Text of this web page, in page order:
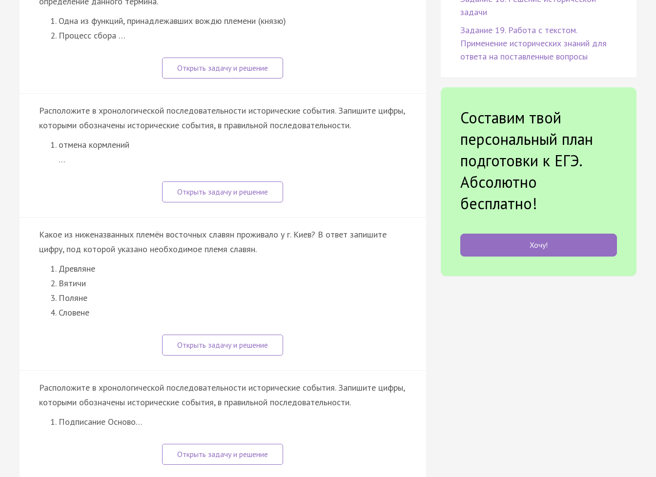
Одна из функций, принадлежавших вождю племени (князю)
Процесс сбора …
Расположите в хронологической последовательности исторические события. Запишите цифры,
которыми обозначены исторические события, в правильной последовательности.
отмена кормлений
…
Какое из ниженазванных племён восточных славян проживало у г. Киев? В ответ запишите
цифру, под которой указано необходимое племя славян.
Древляне
Вятичи
Поляне
Словене
Расположите в хронологической последовательности исторические события. Запишите цифры,
которыми обозначены исторические события, в правильной последовательности.
Подписание Осново…
задачи
Задание 19. Работа с текстом.
Применение исторических знаний для
ответа на поставленные вопросы
Составим твой
персональный план
подготовки к ЕГЭ.
Абсолютно
бесплатно!
Хочу!